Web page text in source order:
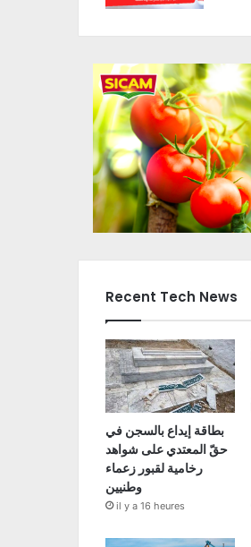
Recent Tech News
بطاقة إيداع بالسجن في
حقّ المعتدي على شواهد
رخامية لقبور زعماء
وطنيين
il y a 16 heures